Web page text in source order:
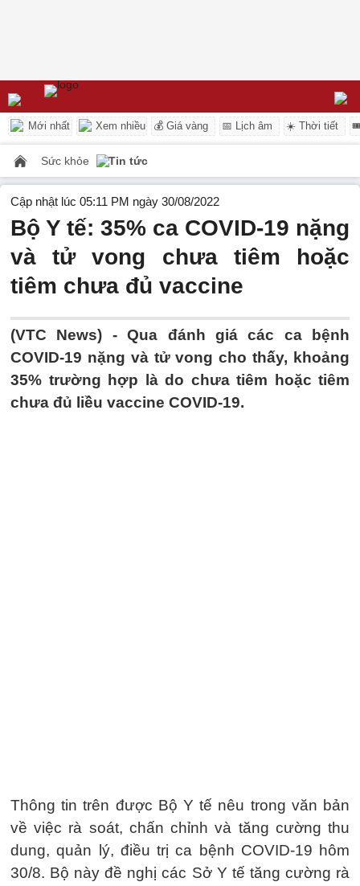
Mới nhất Xem nhiều 💰 Giá vàng 📅 Lịch âm ☀️ Thời tiết
Sức khỏe Tin tức
Cập nhật lúc 05:11 PM ngày 30/08/2022
Bộ Y tế: 35% ca COVID-19 nặng
và tử vong chưa tiêm hoặc
tiêm chưa đủ vaccine
(VTC News) -Qua đánh giá các ca bệnh
COVID-19 nặng và tử vong cho thấy, khoảng
35% trường hợp là do chưa tiêm hoặc tiêm
chưa đủ liều vaccine COVID-19.
Thông tin trên được Bộ Y tế nêu trong văn bản
về việc rà soát, chấn chỉnh và tăng cường thu
dung, quản lý, điều trị ca bệnh COVID-19 hôm
30/8. Bộ này đề nghị các Sở Y tế tăng cường rà